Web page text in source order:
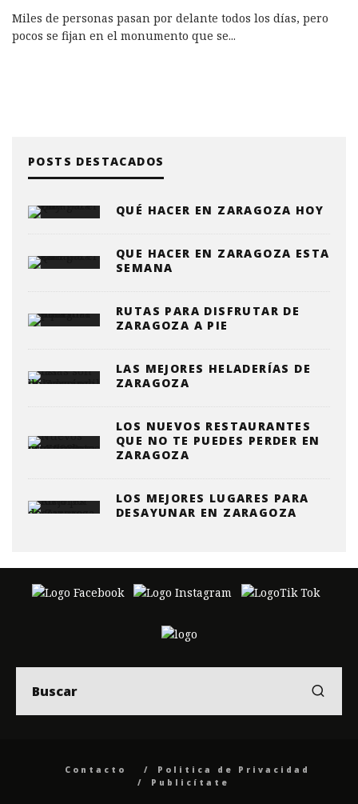
Miles de personas pasan por delante todos los días, pero
pocos se fijan en el monumento que se...
POSTS DESTACADOS
QUÉ HACER EN ZARAGOZA HOY
QUE HACER EN ZARAGOZA ESTA
SEMANA
RUTAS PARA DISFRUTAR DE
ZARAGOZA A PIE
LAS MEJORES HELADERÍAS DE
ZARAGOZA
LOS NUEVOS RESTAURANTES
QUE NO TE PUEDES PERDER EN
ZARAGOZA
LOS MEJORES LUGARES PARA
DESAYUNAR EN ZARAGOZA
Contacto
Politica de Privacidad
Publicítate